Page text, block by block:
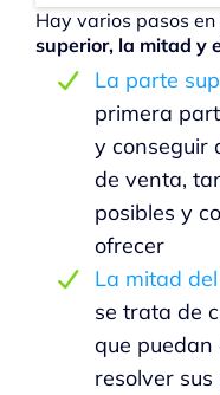
Hay varios pasos
superior, la mitad y
La parte
primera
y conseguir
de venta,
posibles y
ofrecer
La mitad
se trata de
que puedan
resolver